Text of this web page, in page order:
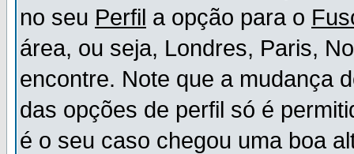
no seu Perfil a opção para o
área, ou seja, Londres, Paris,
encontre. Note que a mudança
das opções de perfil só é
é o seu caso chegou uma boa